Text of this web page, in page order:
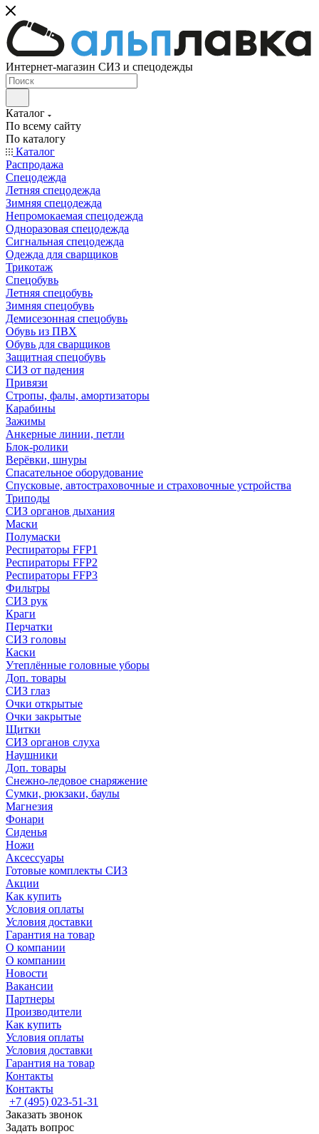
Интернет-магазин СИЗ и спецодежды
Каталог
По всему сайту
По каталогу
Каталог
Распродажа
Спецодежда
Летняя спецодежда
Зимняя спецодежда
Непромокаемая спецодежда
Одноразовая спецодежда
Сигнальная спецодежда
Одежда для сварщиков
Трикотаж
Спецобувь
Летняя спецобувь
Зимняя спецобувь
Демисезонная спецобувь
Обувь из ПВХ
Обувь для сварщиков
Защитная спецобувь
СИЗ от падения
Привязи
Стропы, фалы, амортизаторы
Карабины
Зажимы
Анкерные линии, петли
Блок-ролики
Верёвки, шнуры
Спасательное оборудование
Спусковые, автостраховочные и страховочные устройства
Триподы
СИЗ органов дыхания
Маски
Полумаски
Респираторы FFP1
Респираторы FFP2
Респираторы FFP3
Фильтры
СИЗ рук
Краги
Перчатки
СИЗ головы
Каски
Утеплённые головные уборы
Доп. товары
СИЗ глаз
Очки открытые
Очки закрытые
Щитки
СИЗ органов слуха
Наушники
Доп. товары
Снежно-ледовое снаряжение
Сумки, рюкзаки, баулы
Магнезия
Фонари
Сиденья
Ножи
Аксессуары
Готовые комплекты СИЗ
Акции
Как купить
Условия оплаты
Условия доставки
Гарантия на товар
О компании
О компании
Новости
Вакансии
Партнеры
Производители
Как купить
Условия оплаты
Условия доставки
Гарантия на товар
Контакты
Контакты
+7 (495) 023-51-31
Заказать звонок
Задать вопрос